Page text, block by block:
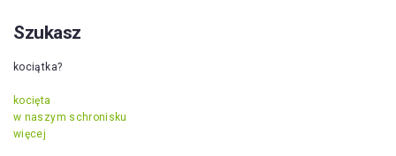
Szukasz
kociątka?
kocięta
w naszym schronisku
więcej